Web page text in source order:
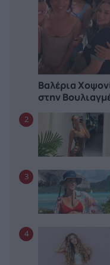
Βαλέρια
στην
2
3
4